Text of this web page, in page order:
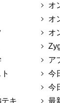
キ
オ
オ
オ
ア
今
今
最